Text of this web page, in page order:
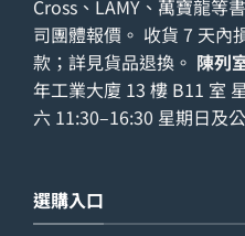
Cross、LAMY、萬寶龍等
司團體報價。 收貨 7 天內
款；詳見貨品退換 。 陳列
年工業大廈 13 樓 B11 室
六 11:30–16:30 星期日及
選購入口